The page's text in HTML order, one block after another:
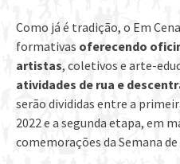
Como já é tradição, o Em
formativas oferecendo
artistas, coletivos e arte-
atividades de rua e
serão divididas entre a
2022 e a segunda etapa, em
comemorações da Semana